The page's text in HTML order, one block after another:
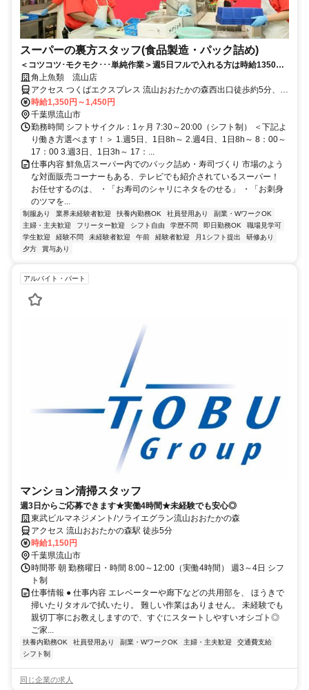
スーパーの裏方スタッフ(食品製造・パック詰め)
＜コツコツ･モクモク･･･単純作業＞週5日フルで入れる方は時給1350円
（土日祝は＋100円！）賞与あり◎
角上魚類 流山店
アクセス つくばエクスプレス 流山おおたかの森西出口徒歩約5分、東
武野田線〔アーバンパークライン〕 流山おおたかの森西出口徒歩約5
分、東武野田線〔アーバンパークライン〕 豊四季出入口1徒歩約22分
流山おおたかの森駅から徒歩4分 ※バイク・自転車応相談
時給1,350円～1,450円
千葉県流山市
勤務時間 シフトサイクル：1ヶ月 7:30～20:00（シフト制） ＜下記よ
り働き方選べます！＞ 1.週5日、1日8h～ 2.週4日、1日8h～ 8：00～
17：00 3.週3日、1日3h～ 17：...
仕事内容 鮮魚店スーパー内でのパック詰め・寿司づくり 市場のよう
な対面販売コーナーもある、テレビでも紹介されているスーパー！
お任せするのは、 ・「お寿司のシャリにネタをのせる」 ・「お刺身
のツマを...
制服あり 業界未経験者歓迎 扶養内勤務OK 社員登用あり
副業・WワークOK
主婦・主夫歓迎
フリーター歓迎 シフト自由 学歴不問 即日勤務OK
職場見学可
学生歓迎
経験不問 未経験者歓迎 午前 経験者歓迎 月1シフト提出
研修あり
夕方
賞与あり
アルバイト・パート
マンション清掃スタッフ
週3日からご応募できます★実働4時間★未経験でも安心◎
東武ビルマネジメント/ソライエグラン流山おおたかの森
アクセス 流山おおたかの森駅 徒歩5分
時給1,150円
千葉県流山市
時間帯 朝 勤務曜日・時間 8:00～12:00（実働4時間） 週3～4日 シフ
ト制
仕事情報 ● 仕事内容 エレベーターや廊下などの共用部を、 ほうきで
掃いたりタオルで拭いたり。 難しい作業はありません。 未経験でも
親切丁寧にお教えしますので、すぐにスタートしやすいオシゴト◎
ご家...
扶養内勤務OK 社員登用あり 副業・WワークOK 主婦・主夫歓迎
交通費支給
シフト制
同じ企業の求人